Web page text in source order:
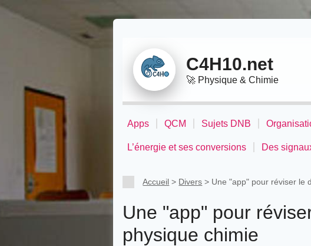
C4H10.net
🚀 Physique & Chimie
Apps QCM Sujets DNB
L’énergie et ses conversions Des
Accueil > Divers > Une "app" pour réviser le
Une "app" pour
physique chimie
Panneau de gestion des cookies